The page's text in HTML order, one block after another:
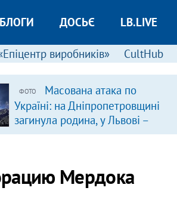
БЛОГИ ДОСЬЄ LB.LIVE
виробників» CultHub
ФОТО
Масована атака по
Україні: на Дніпропетровщині
загинула родина, у Львові –
удар по багатоповерхівках
Мердока